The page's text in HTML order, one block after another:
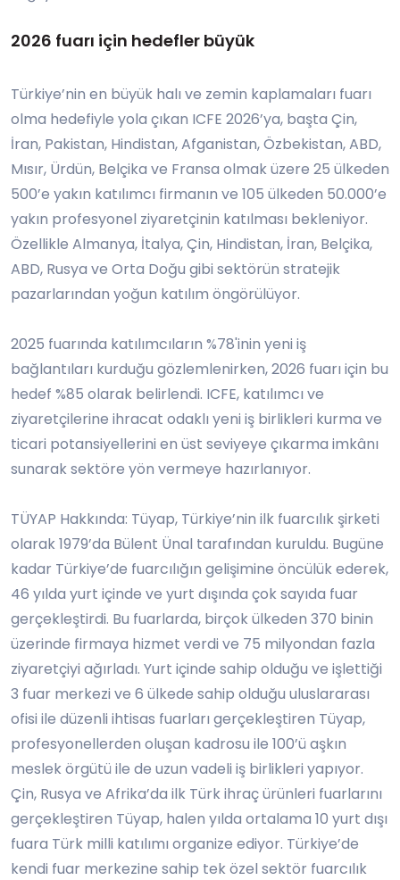
2026 fuarı için hedefler büyük
Türkiye’nin en büyük halı ve zemin kaplamaları fuarı
olma hedefiyle yola çıkan ICFE 2026’ya, başta Çin,
İran, Pakistan, Hindistan, Afganistan, Özbekistan, ABD,
Mısır, Ürdün, Belçika ve Fransa olmak üzere 25 ülkeden
500’e yakın katılımcı firmanın ve 105 ülkeden 50.000’e
yakın profesyonel ziyaretçinin katılması bekleniyor.
Özellikle Almanya, İtalya, Çin, Hindistan, İran, Belçika,
ABD, Rusya ve Orta Doğu gibi sektörün stratejik
pazarlarından yoğun katılım öngörülüyor.
2025 fuarında katılımcıların %78'inin yeni iş
bağlantıları kurduğu gözlemlenirken, 2026 fuarı için bu
hedef %85 olarak belirlendi. ICFE, katılımcı ve
ziyaretçilerine ihracat odaklı yeni iş birlikleri kurma ve
ticari potansiyellerini en üst seviyeye çıkarma imkânı
sunarak sektöre yön vermeye hazırlanıyor.
TÜYAP Hakkında: Tüyap, Türkiye’nin ilk fuarcılık şirketi
olarak 1979’da Bülent Ünal tarafından kuruldu. Bugüne
kadar Türkiye’de fuarcılığın gelişimine öncülük ederek,
46 yılda yurt içinde ve yurt dışında çok sayıda fuar
gerçekleştirdi. Bu fuarlarda, birçok ülkeden 370 binin
üzerinde firmaya hizmet verdi ve 75 milyondan fazla
ziyaretçiyi ağırladı. Yurt içinde sahip olduğu ve işlettiği
3 fuar merkezi ve 6 ülkede sahip olduğu uluslararası
ofisi ile düzenli ihtisas fuarları gerçekleştiren Tüyap,
profesyonellerden oluşan kadrosu ile 100’ü aşkın
meslek örgütü ile de uzun vadeli iş birlikleri yapıyor.
Çin, Rusya ve Afrika’da ilk Türk ihraç ürünleri fuarlarını
gerçekleştiren Tüyap, halen yılda ortalama 10 yurt dışı
fuara Türk milli katılımı organize ediyor. Türkiye’de
kendi fuar merkezine sahip tek özel sektör fuarcılık